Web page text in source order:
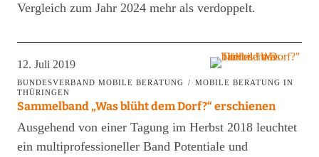
Vergleich zum Jahr 2024 mehr als verdoppelt.
12. Juli 2019
BUNDESVERBAND MOBILE BERATUNG
MOBILE BERATUNG IN
THÜRINGEN
Sammelband „Was blüht dem Dorf?“ erschienen
Ausgehend von einer Tagung im Herbst 2018 leuchtet
ein multiprofessioneller Band Potentiale und